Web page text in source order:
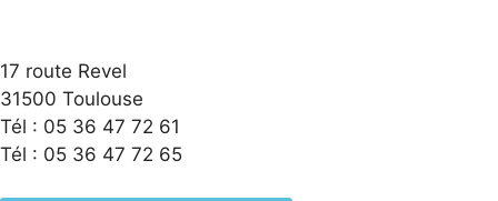
17 route Revel
31500 Toulouse
Tél : 05 36 47 72 61
Tél : 05 36 47 72 65